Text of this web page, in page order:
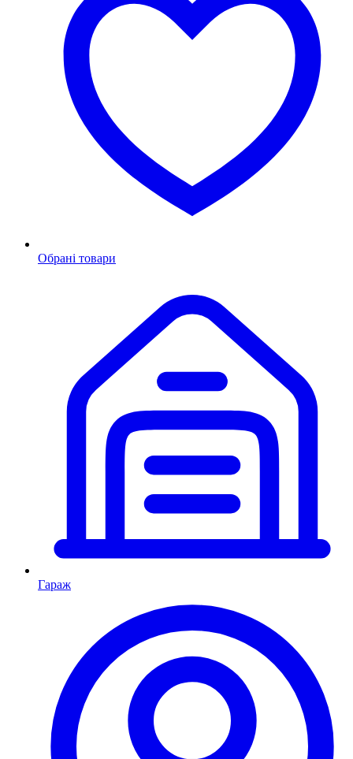
Обрані товари
Гараж